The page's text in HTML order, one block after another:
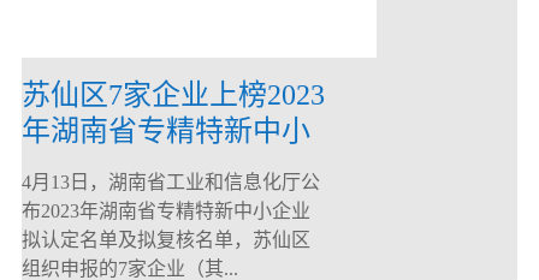
苏仙区7家企业上榜2023
年湖南省专精特新中小
企业
4月13日，湖南省工业和信息化厅公
布2023年湖南省专精特新中小企业
拟认定名单及拟复核名单，苏仙区
组织申报的7家企业（其...